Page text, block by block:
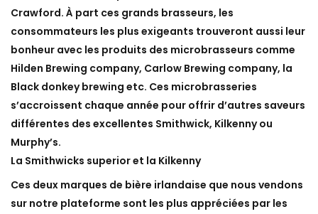
Crawford. À part ces grands brasseurs, les
consommateurs les plus exigeants trouveront aussi leur
bonheur avec les produits des microbrasseurs comme
Hilden Brewing company, Carlow Brewing company, la
Black donkey brewing etc. Ces microbrasseries
s’accroissent chaque année pour offrir d’autres saveurs
différentes des excellentes Smithwick, Kilkenny ou
Murphy’s.
La Smithwicks superior et la Kilkenny
Ces deux marques de bière irlandaise que nous vendons
sur notre plateforme sont les plus appréciées par les